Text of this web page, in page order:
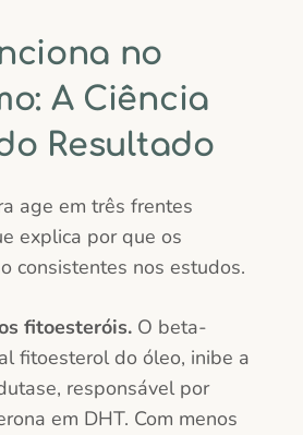
no
A Ciência
Resultado
age em três frentes
explica por que os
consistentes nos estudos.
fitoesteróis. O beta-
fitoesterol do óleo, inibe a
responsável por
em DHT. Com menos